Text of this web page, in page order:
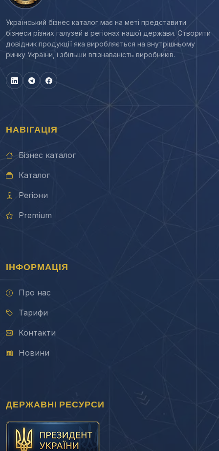
Український бізнес каталог має на меті представити
бізнеси різних галузей в регіонах нашої держави. Створити
довідник продукції яка виробляється на внутрішньому
ринку України, і збільши впізнаваність виробників.
НАВІГАЦІЯ
Бізнес каталог
Каталог
Регіони
Premium
ІНФОРМАЦІЯ
Про нас
Тарифи
Контакти
Новини
ДЕРЖАВНІ РЕСУРСИ